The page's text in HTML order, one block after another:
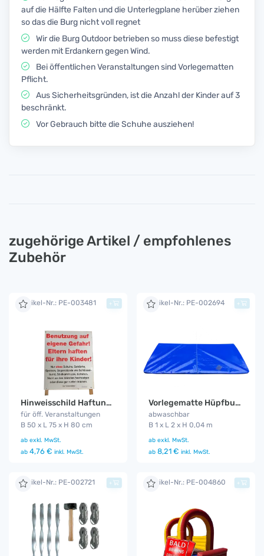
auf die Hälfte Falten und die Unterlegplane herüber ziehen
so das die Burg nicht voll regnet
Wir die Burg Outdoor betrieben so muss diese befestigt
werden mit Erdankern gegen Wind.
Bei öffentlichen Veranstaltungen sind Vorlegematten
Pflicht.
Aus Sicherheitsgründen, ist die Anzahl der Kinder auf 3
beschränkt.
Vor Gebrauch bitte die Schuhe ausziehen!
zugehörige Artikel / empfohlenes
Zubehör
Artikel-Nr.: PE-003481
Hinweisschild Haftungsausschluss
für öff. Veranstaltungen
B 50 x L 75 x H 80 cm
ab exkl. MwSt.
ab 4,76 € inkl. MwSt.
+ Artikel-Nr.: PE-002694
Vorlegematte Hüpfburg
abwaschbar
B 1 x L 2 x H 0,04 m
ab exkl. MwSt.
ab 8,21 € inkl. MwSt.
+
Artikel-Nr.: PE-002721 + Artikel-Nr.: PE-004860 +